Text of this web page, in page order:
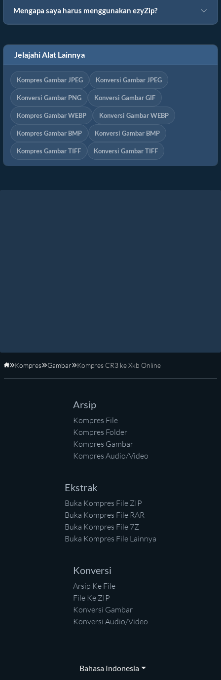
Mengapa saya harus menggunakan ezyZip?
Jelajahi Alat Lainnya
Kompres Gambar JPEG Konversi Gambar JPEG
Konversi Gambar PNG Konversi Gambar GIF
Kompres Gambar WEBP Konversi Gambar WEBP
Kompres Gambar BMP Konversi Gambar BMP
Kompres Gambar TIFF Konversi Gambar TIFF
Beranda
Kompres Gambar Kompres CR3 ke Xkb Online
Arsip
Kompres File
Kompres Folder
Kompres Gambar
Kompres Audio/Video
Ekstrak
Buka Kompres File ZIP
Buka Kompres File RAR
Buka Kompres File 7Z
Buka Kompres File Lainnya
Konversi
Arsip Ke File
File Ke ZIP
Konversi Gambar
Konversi Audio/Video
Bahasa Indonesia